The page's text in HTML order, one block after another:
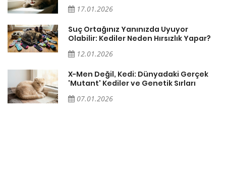
17.01.2026
Suç Ortağınız Yanınızda Uyuyor
Olabilir: Kediler Neden Hırsızlık Yapar?
12.01.2026
X-Men Değil, Kedi: Dünyadaki Gerçek
'Mutant' Kediler ve Genetik Sırları
07.01.2026